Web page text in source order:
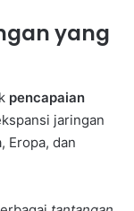
yang
pencapaian
jaringan
Eropa, dan